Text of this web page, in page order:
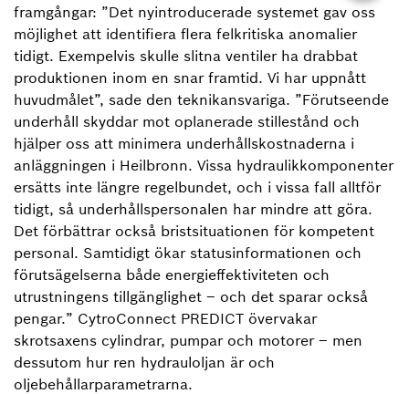
framgångar: ”Det nyintroducerade systemet gav oss
möjlighet att identifiera flera felkritiska anomalier
tidigt. Exempelvis skulle slitna ventiler ha drabbat
produktionen inom en snar framtid. Vi har uppnått
huvudmålet”, sade den teknikansvariga. ”Förutseende
underhåll skyddar mot oplanerade stillestånd och
hjälper oss att minimera underhållskostnaderna i
anläggningen i Heilbronn. Vissa hydraulikkomponenter
ersätts inte längre regelbundet, och i vissa fall alltför
tidigt, så underhållspersonalen har mindre att göra.
Det förbättrar också bristsituationen för kompetent
personal. Samtidigt ökar statusinformationen och
förutsägelserna både energieffektiviteten och
utrustningens tillgänglighet – och det sparar också
pengar.” CytroConnect PREDICT övervakar
skrotsaxens cylindrar, pumpar och motorer – men
dessutom hur ren hydrauloljan är och
oljebehållarparametrarna.